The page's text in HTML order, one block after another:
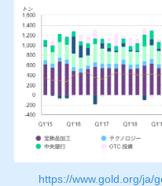
https://www.gold.org/ja/